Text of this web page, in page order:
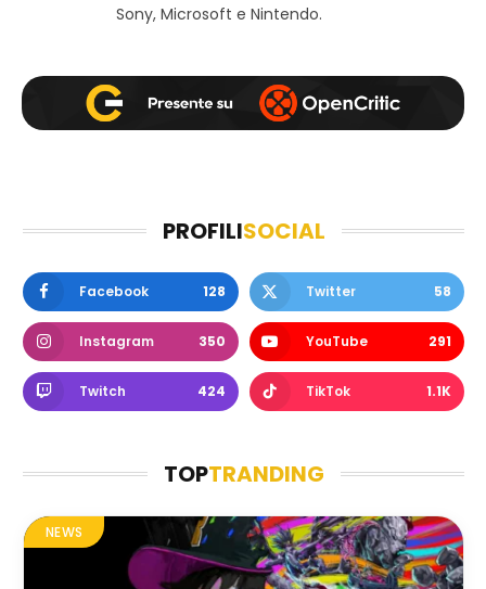
Sony, Microsoft e Nintendo.
PROFILISOCIAL
Facebook 128 Twitter 58
Instagram 350 YouTube 291
Twitch 424 TikTok 1.1K
TOPTRANDING
NEWS